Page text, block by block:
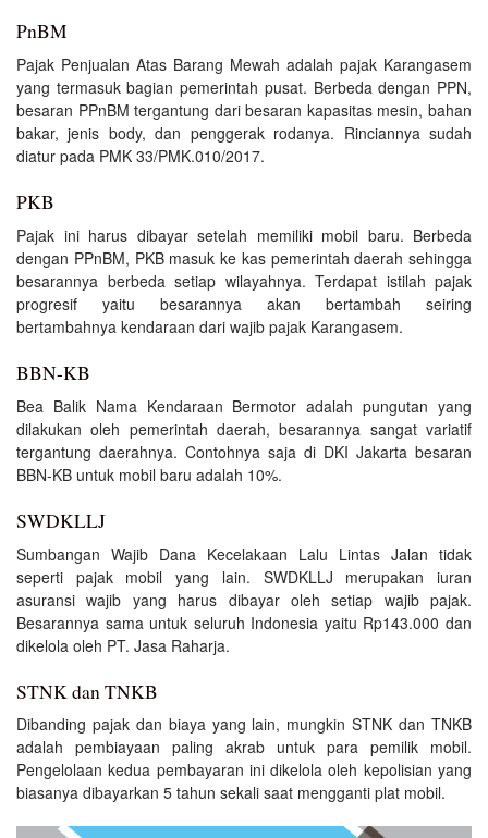
PnBM
Pajak Penjualan Atas Barang Mewah adalah pajak Karangasem
yang termasuk bagian pemerintah pusat. Berbeda dengan PPN,
besaran PPnBM tergantung dari besaran kapasitas mesin, bahan
bakar, jenis body, dan penggerak rodanya. Rinciannya sudah
diatur pada PMK 33/PMK.010/2017.
PKB
Pajak ini harus dibayar setelah memiliki mobil baru. Berbeda
dengan PPnBM, PKB masuk ke kas pemerintah daerah sehingga
besarannya berbeda setiap wilayahnya. Terdapat istilah pajak
progresif yaitu besarannya akan bertambah seiring
bertambahnya kendaraan dari wajib pajak Karangasem.
BBN-KB
Bea Balik Nama Kendaraan Bermotor adalah pungutan yang
dilakukan oleh pemerintah daerah, besarannya sangat variatif
tergantung daerahnya. Contohnya saja di DKI Jakarta besaran
BBN-KB untuk mobil baru adalah 10%.
SWDKLLJ
Sumbangan Wajib Dana Kecelakaan Lalu Lintas Jalan tidak
seperti pajak mobil yang lain. SWDKLLJ merupakan iuran
asuransi wajib yang harus dibayar oleh setiap wajib pajak.
Besarannya sama untuk seluruh Indonesia yaitu Rp143.000 dan
dikelola oleh PT. Jasa Raharja.
STNK dan TNKB
Dibanding pajak dan biaya yang lain, mungkin STNK dan TNKB
adalah pembiayaan paling akrab untuk para pemilik mobil.
Pengelolaan kedua pembayaran ini dikelola oleh kepolisian yang
biasanya dibayarkan 5 tahun sekali saat mengganti plat mobil.